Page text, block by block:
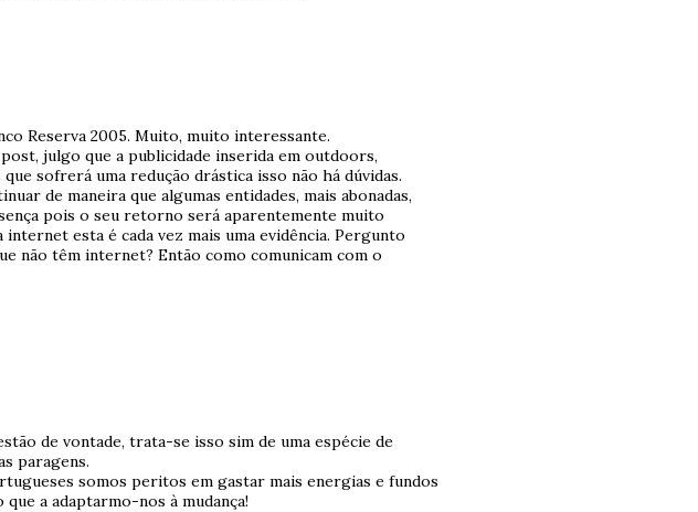
Reserva 2005. Muito, muito interessante.
julgo que a publicidade inserida em outdoors,
sofrerá uma redução drástica isso não há dúvidas.
de maneira que algumas entidades, mais abonadas,
pois o seu retorno será aparentemente muito
esta é cada vez mais uma evidência. Pergunto
não têm internet? Então como comunicam com o
de vontade, trata-se isso sim de uma espécie de
paragens.
somos peritos em gastar mais energias e fundos
a adaptarmo-nos à mudança!